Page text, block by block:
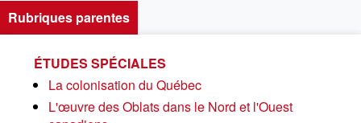
Rubriques parentes
ÉTUDES SPÉCIALES
La colonisation du Québec
L'œuvre des Oblats dans le Nord et l'Ouest